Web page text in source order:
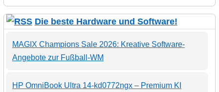
Die beste Hardware und Software!
MAGIX Champions Sale 2026: Kreative Software-
Angebote zur Fußball-WM
HP OmniBook Ultra 14-kd0772ngx – Premium KI